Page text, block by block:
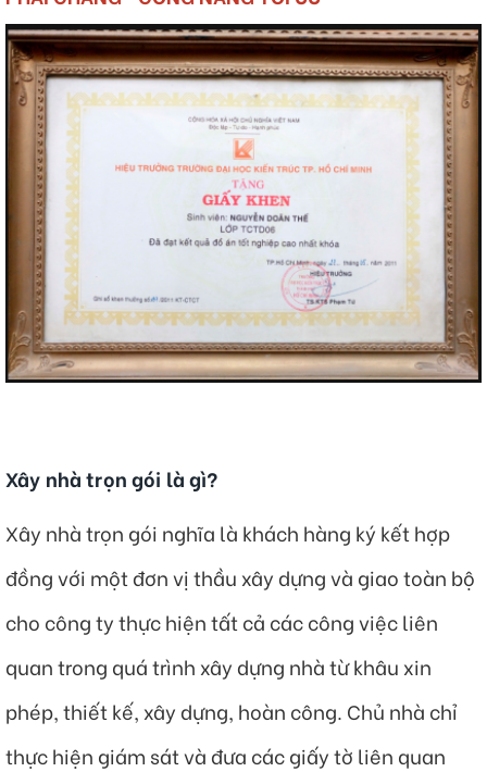
Xây nhà trọn gói là gì?
Xây nhà trọn gói nghĩa là khách hàng ký kết hợp
đồng với một đơn vị thầu xây dựng và giao toàn bộ
cho công ty thực hiện tất cả các công việc liên
quan trong quá trình xây dựng nhà từ khâu xin
phép, thiết kế, xây dựng, hoàn công. Chủ nhà chỉ
thực hiện giám sát và đưa các giấy tờ liên quan